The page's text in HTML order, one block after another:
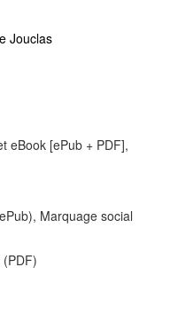
Jouclas
eBook [ePub + PDF],
Marquage social